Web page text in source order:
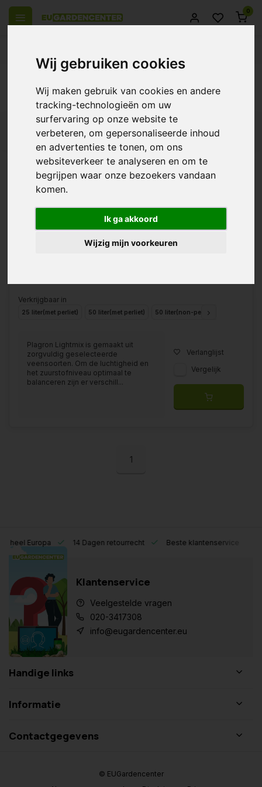
Wij gebruiken cookies
Wij maken gebruik van cookies en andere
tracking-technologieën om uw
surfervaring op onze website te
verbeteren, om gepersonaliseerde inhoud
en advertenties te tonen, om ons
websiteverkeer te analyseren en om te
begrijpen waar onze bezoekers vandaan
komen.
Ik ga akkoord
Wijzig mijn voorkeuren
0
Producten getagd met non-perlite
€10,99
Verkrijgbaar in
25 liter(met perliet) 50 liter(met perliet) 50 liter(non-perliet)
Plagron Lightmix is gemaakt uit
zorgvuldig geselecteerde
veensoorten. Om de luchtigheid en
het zuurstofniveau optimaal te
balanceren zijn er verschill...
Verlanglijst
Vergelijk
1
Europa 14 Dagen retourrecht Beste klantenservice
Klantenservice
Veelgestelde vragen
020-3417308
info@eugardencenter.eu
Handige links
Informatie
Contactgegevens
© EUGardencenter